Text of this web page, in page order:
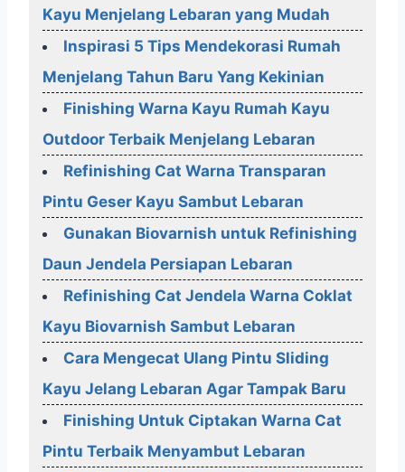
Kayu Menjelang Lebaran yang Mudah
Inspirasi 5 Tips Mendekorasi Rumah
Menjelang Tahun Baru Yang Kekinian
Finishing Warna Kayu Rumah Kayu
Outdoor Terbaik Menjelang Lebaran
Refinishing Cat Warna Transparan
Pintu Geser Kayu Sambut Lebaran
Gunakan Biovarnish untuk Refinishing
Daun Jendela Persiapan Lebaran
Refinishing Cat Jendela Warna Coklat
Kayu Biovarnish Sambut Lebaran
Cara Mengecat Ulang Pintu Sliding
Kayu Jelang Lebaran Agar Tampak Baru
Finishing Untuk Ciptakan Warna Cat
Pintu Terbaik Menyambut Lebaran